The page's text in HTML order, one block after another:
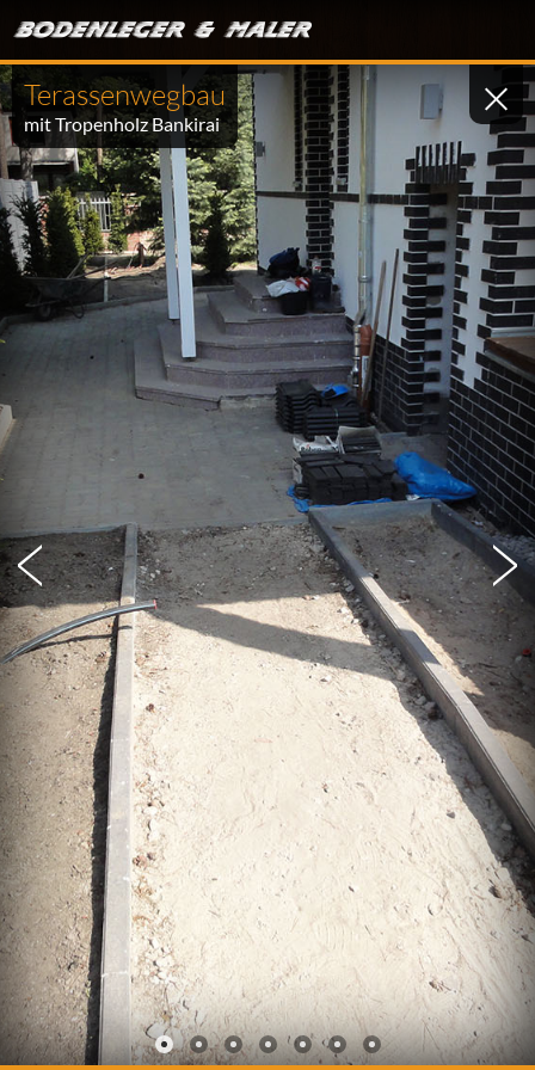
Terassenwegbau
mit Tropenholz Bankirai